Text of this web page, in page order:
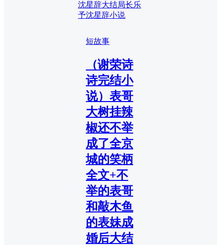
沈星辞大结局长乐
予沈星辞小说
短故事
（谢荣诗
诗完结小
说）表哥
大树挂辣
椒还不举
成了全京
城的笑柄
全文+不
举的表哥
和敲木鱼
的表妹成
婚后大结